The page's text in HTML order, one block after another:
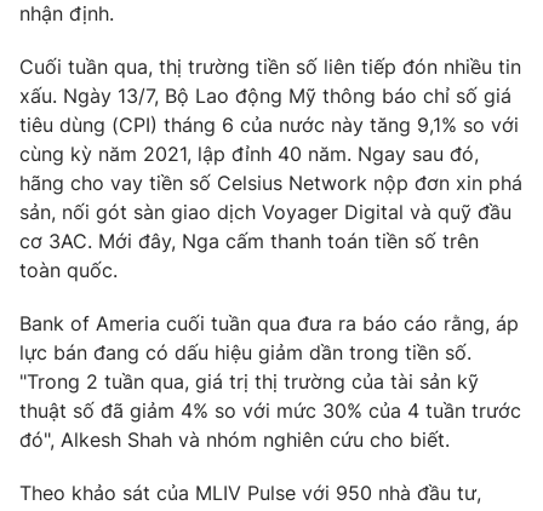
Email:toasoan@vtv.vn
® Cấm sao chép dưới mọi hình thức nếu không có sự chấp
thuận bằng văn bản. Ghi rõ nguồn VTV.vn khi phát hành lại
thông tin từ website này.
nhận định.
Cuối tuần qua, thị trường tiền số liên tiếp đón nhiều tin
xấu. Ngày 13/7, Bộ Lao động Mỹ thông báo chỉ số giá
tiêu dùng (CPI) tháng 6 của nước này tăng 9,1% so với
cùng kỳ năm 2021, lập đỉnh 40 năm. Ngay sau đó,
hãng cho vay tiền số Celsius Network nộp đơn xin phá
sản, nối gót sàn giao dịch Voyager Digital và quỹ đầu
cơ 3AC. Mới đây, Nga cấm thanh toán tiền số trên
toàn quốc.
Bank of Ameria cuối tuần qua đưa ra báo cáo rằng, áp
lực bán đang có dấu hiệu giảm dần trong tiền số.
"Trong 2 tuần qua, giá trị thị trường của tài sản kỹ
thuật số đã giảm 4% so với mức 30% của 4 tuần trước
đó", Alkesh Shah và nhóm nghiên cứu cho biết.
Theo khảo sát của MLIV Pulse với 950 nhà đầu tư,